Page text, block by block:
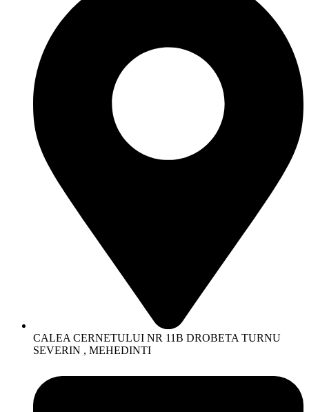
CALEA CERNETULUI NR 11B DROBETA TURNU
SEVERIN , MEHEDINTI